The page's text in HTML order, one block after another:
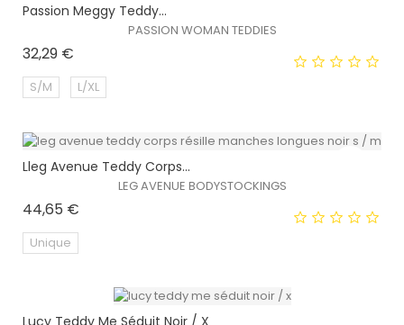
EXCLUSIVITÉ WEB !
EXCLUSIVITÉ WEB !
Passion Meggy Teddy...
PASSION WOMAN TEDDIES
32,29 €
S/M L/XL
Lleg Avenue Teddy Corps...
LEG AVENUE BODYSTOCKINGS
44,65 €
Unique